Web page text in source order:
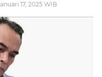
17, 2025 WIB